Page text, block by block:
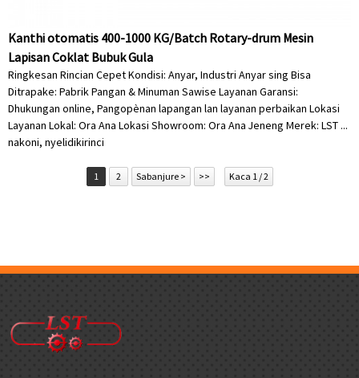
Kanthi otomatis 400-1000 KG/Batch Rotary-drum Mesin
Lapisan Coklat Bubuk Gula
Ringkesan Rincian Cepet Kondisi: Anyar, Industri Anyar sing Bisa
Ditrapake: Pabrik Pangan & Minuman Sawise Layanan Garansi:
Dhukungan online, Pangopènan lapangan lan layanan perbaikan Lokasi
Layanan Lokal: Ora Ana Lokasi Showroom: Ora Ana Jeneng Merek: LST ...
nakoni, nyelidikirinci
1 2 Sabanjure > >> Kaca 1 / 2